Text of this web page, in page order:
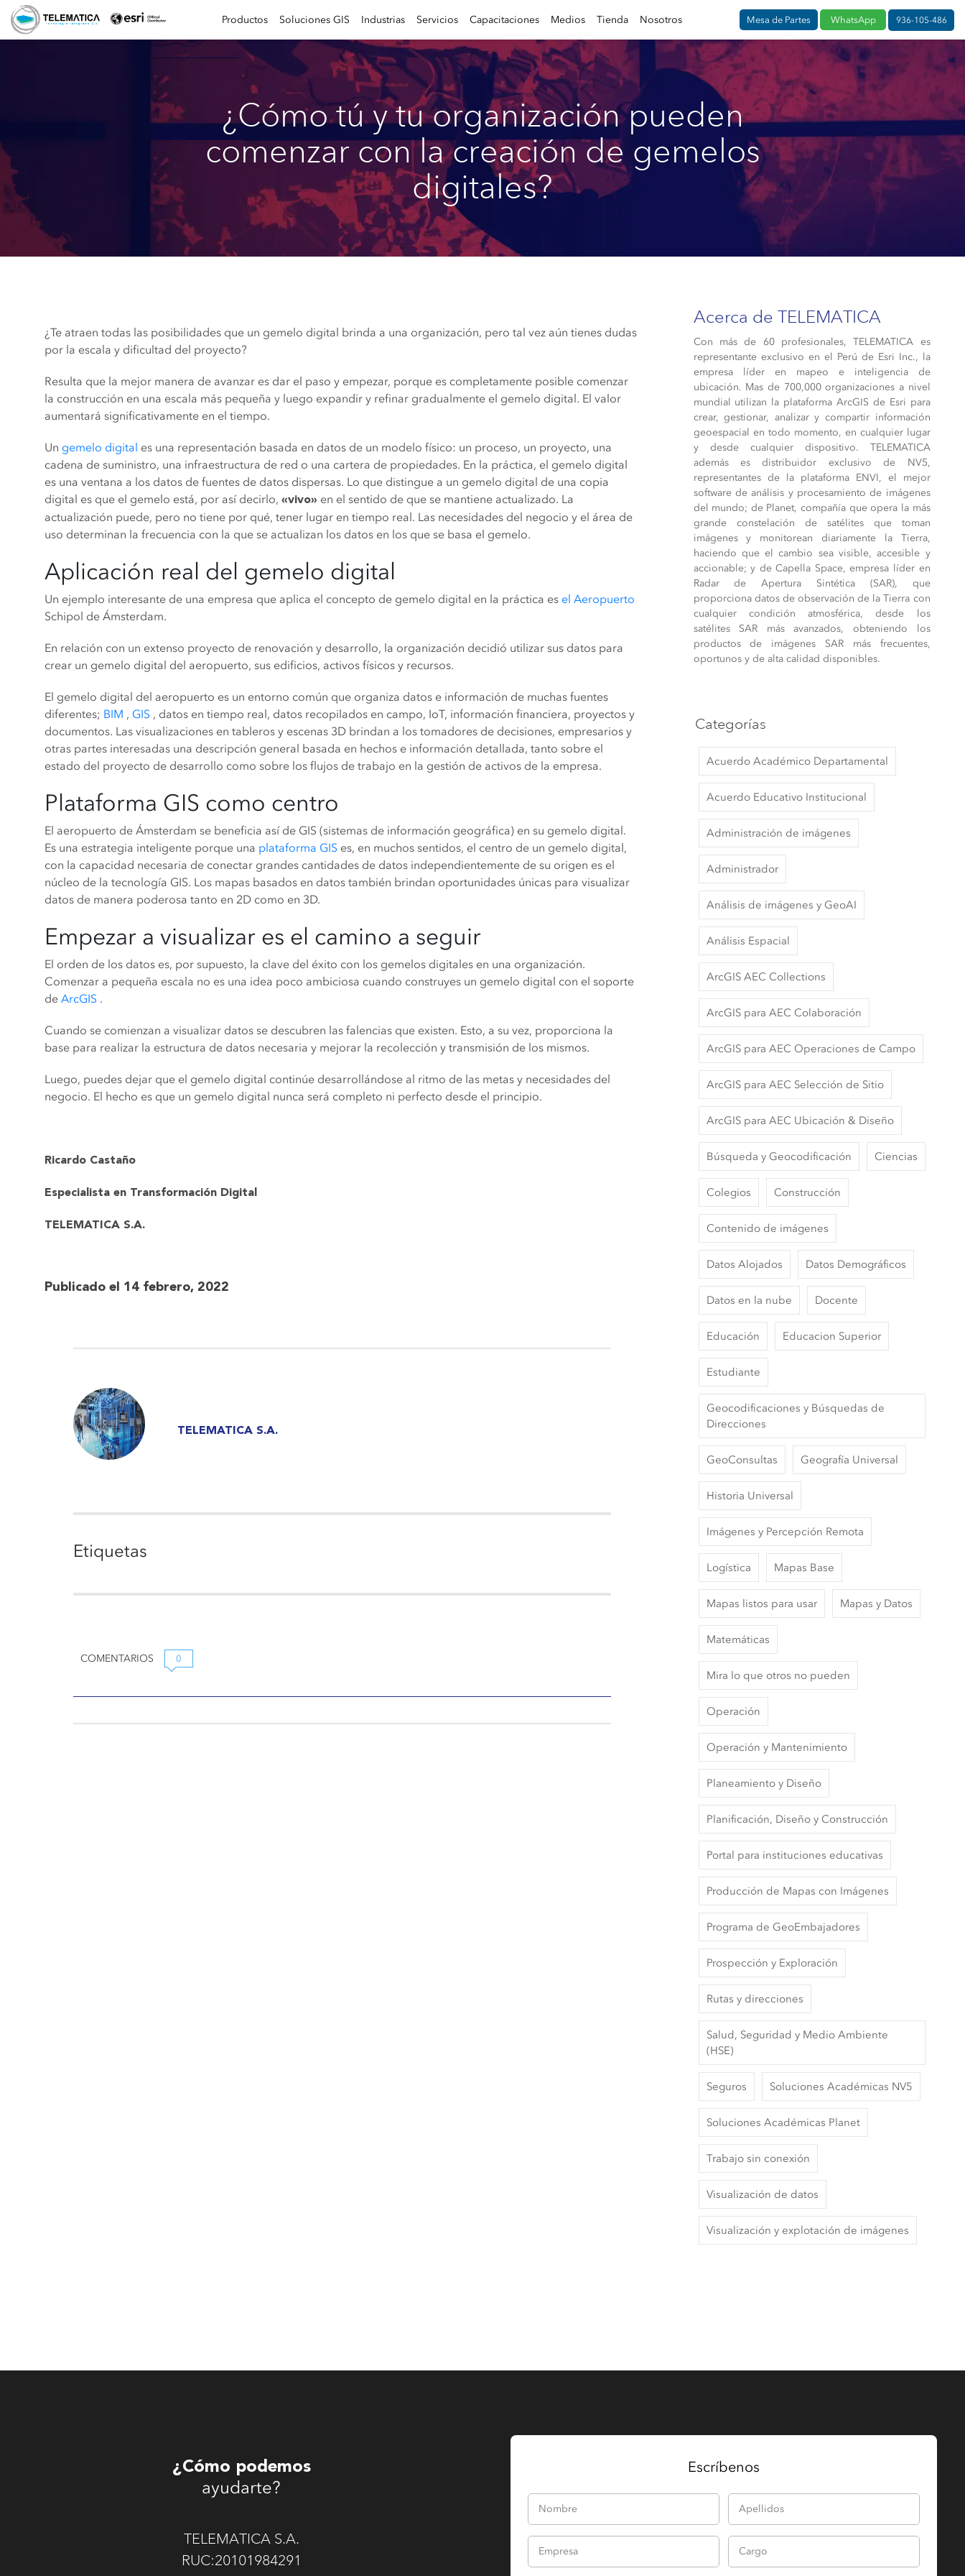
Productos Soluciones GIS Industrias Servicios Capacitaciones Medios Tienda Nosotros Mesa de Partes WhatsApp 936-105-486
¿Cómo tú y tu organización pueden
comenzar con la creación de gemelos
digitales?
¿Te atraen todas las posibilidades que un gemelo digital brinda a una organización, pero tal vez aún tienes dudas
por la escala y dificultad del proyecto?
Resulta que la mejor manera de avanzar es dar el paso y empezar, porque es completamente posible comenzar
la construcción en una escala más pequeña y luego expandir y refinar gradualmente el gemelo digital. El valor
aumentará significativamente en el tiempo.
Un gemelo digital es una representación basada en datos de un modelo físico: un proceso, un proyecto, una
cadena de suministro, una infraestructura de red o una cartera de propiedades. En la práctica, el gemelo digital
es una ventana a los datos de fuentes de datos dispersas. Lo que distingue a un gemelo digital de una copia
digital es que el gemelo está, por así decirlo,«vivo» en el sentido de que se mantiene actualizado. La
actualización puede, pero no tiene por qué, tener lugar en tiempo real. Las necesidades del negocio y el área de
uso determinan la frecuencia con la que se actualizan los datos en los que se basa el gemelo.
Aplicación real del gemelo digital
Un ejemplo interesante de una empresa que aplica el concepto de gemelo digital en la práctica es el Aeropuerto
Schipol de Ámsterdam.
En relación con un extenso proyecto de renovación y desarrollo, la organización decidió utilizar sus datos para
crear un gemelo digital del aeropuerto, sus edificios, activos físicos y recursos.
El gemelo digital del aeropuerto es un entorno común que organiza datos e información de muchas fuentes
diferentes; BIM , GIS , datos en tiempo real, datos recopilados en campo, IoT, información financiera, proyectos y
documentos. Las visualizaciones en tableros y escenas 3D brindan a los tomadores de decisiones, empresarios y
otras partes interesadas una descripción general basada en hechos e información detallada, tanto sobre el
estado del proyecto de desarrollo como sobre los flujos de trabajo en la gestión de activos de la empresa.
Plataforma GIS como centro
El aeropuerto de Ámsterdam se beneficia así de GIS (sistemas de información geográfica) en su gemelo digital.
Es una estrategia inteligente porque una plataforma GIS es, en muchos sentidos, el centro de un gemelo digital,
con la capacidad necesaria de conectar grandes cantidades de datos independientemente de su origen es el
núcleo de la tecnología GIS. Los mapas basados ​​en datos también brindan oportunidades únicas para visualizar
datos de manera poderosa tanto en 2D como en 3D.
Empezar a visualizar es el camino a seguir
El orden de los datos es, por supuesto, la clave del éxito con los gemelos digitales en una organización.
Comenzar a pequeña escala no es una idea poco ambiciosa cuando construyes un gemelo digital con el soporte
deArcGIS .
Cuando se comienzan a visualizar datos se descubren las falencias que existen. Esto, a su vez, proporciona la
base para realizar la estructura de datos necesaria y mejorar la recolección y transmisión de los mismos.
Luego, puedes dejar que el gemelo digital continúe desarrollándose al ritmo de las metas y necesidades del
negocio. El hecho es que un gemelo digital nunca será completo ni perfecto desde el principio.
Ricardo Castaño
Especialista en Transformación Digital
TELEMATICA S.A.
Publicado el 14 febrero, 2022
TELEMATICA S.A.
Etiquetas
COMENTARIOS 0
Acerca de TELEMATICA
Con más de 60 profesionales, TELEMATICA es
representante exclusivo en el Perú de Esri Inc., la
empresa líder en mapeo e inteligencia de
ubicación. Mas de 700,000 organizaciones a nivel
mundial utilizan la plataforma ArcGIS de Esri para
crear, gestionar, analizar y compartir información
geoespacial en todo momento, en cualquier lugar
y desde cualquier dispositivo. TELEMATICA
además es distribuidor exclusivo de NV5,
representantes de la plataforma ENVI, el mejor
software de análisis y procesamiento de imágenes
del mundo; de Planet, compañía que opera la más
grande constelación de satélites que toman
imágenes y monitorean diariamente la Tierra,
haciendo que el cambio sea visible, accesible y
accionable; y de Capella Space, empresa líder en
Radar de Apertura Sintética (SAR), que
proporciona datos de observación de la Tierra con
cualquier condición atmosférica, desde los
satélites SAR más avanzados, obteniendo los
productos de imágenes SAR más frecuentes,
oportunos y de alta calidad disponibles.
Categorías
Acuerdo Académico Departamental
Acuerdo Educativo Institucional
Administración de imágenes
Administrador
Análisis de imágenes y GeoAI
Análisis Espacial
ArcGIS AEC Collections
ArcGIS para AEC Colaboración
ArcGIS para AEC Operaciones de Campo
ArcGIS para AEC Selección de Sitio
ArcGIS para AEC Ubicación & Diseño
Búsqueda y Geocodificación Ciencias
Colegios Construcción
Contenido de imágenes
Datos Alojados Datos Demográficos
Datos en la nube Docente
Educación Educacion Superior
Estudiante
Geocodificaciones y Búsquedas de
Direcciones
GeoConsultas Geografía Universal
Historia Universal
Imágenes y Percepción Remota
Logística Mapas Base
Mapas listos para usar Mapas y Datos
Matemáticas
Mira lo que otros no pueden
Operación
Operación y Mantenimiento
Planeamiento y Diseño
Planificación, Diseño y Construcción
Portal para instituciones educativas
Producción de Mapas con Imágenes
Programa de GeoEmbajadores
Prospección y Exploración
Rutas y direcciones
Salud, Seguridad y Medio Ambiente
(HSE)
Seguros Soluciones Académicas NV5
Soluciones Académicas Planet
Trabajo sin conexión
Visualización de datos
Visualización y explotación de imágenes
¿Cómo podemos
ayudarte?
TELEMATICA S.A.
RUC:20101984291
Escríbenos